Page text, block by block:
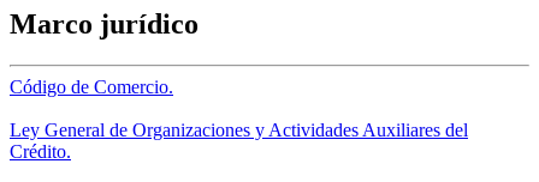
Marco jurídico
Código de Comercio.
Ley General de Organizaciones y Actividades Auxiliares del
Crédito.